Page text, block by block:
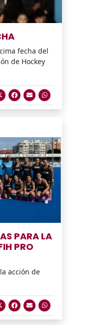
fecha del
de Hockey
PARA LA
PRO
acción de